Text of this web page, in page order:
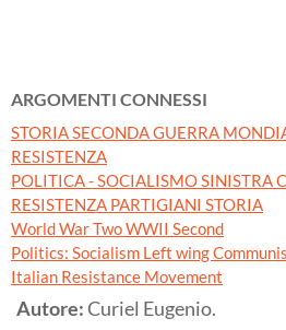
ARGOMENTI CONNESSI
STORIA SECONDA GUERRA
RESISTENZA
POLITICA - SOCIALISMO SINISTRA
RESISTENZA PARTIGIANI STORIA
World War Two WWII Second
Politics: Socialism Left wing
Italian Resistance Movement
Autore:Curiel Eugenio.